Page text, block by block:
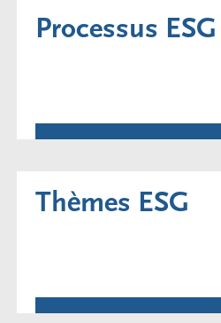
Processus ESG
Thèmes ESG